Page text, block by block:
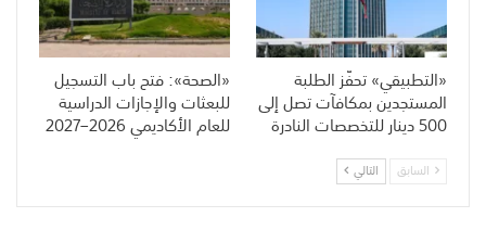
«التطبيقي» تحفّز الطلبة
المستجدين بمكافآت تصل إلى
500 دينار للتخصصات النادرة
«الصحة»: فتح باب التسجيل
للبعثات والإجازات الدراسية
للعام الأكاديمي 2026–2027
السابق التالي